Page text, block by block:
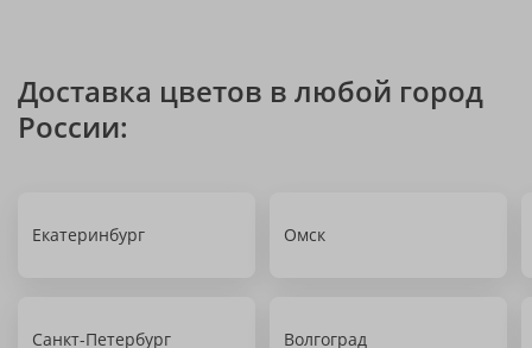
Доставка цветов в любой город
России:
Екатеринбург Омск
Санкт-Петербург Волгоград